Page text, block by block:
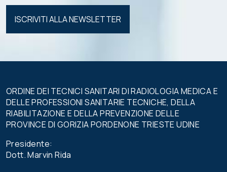
Si prega di
lasciare
ORDINE DEI TECNICI SANITARI DI RADIOLOGIA MEDICA E
DELLE PROFESSIONI SANITARIE TECNICHE, DELLA
RIABILITAZIONE E DELLA PREVENZIONE DELLE
PROVINCE DI GORIZIA PORDENONE TRIESTE UDINE
Presidente:
Dott. Marvin Rida